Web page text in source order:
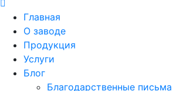
Главная
О заводе
Продукция
Услуги
Блог
Благодарственные письма